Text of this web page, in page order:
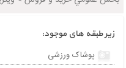
زیر طبقه های موجود:
پوشاک ورزشی